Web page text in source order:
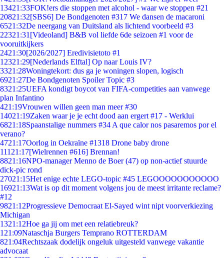
13421:33FOK!ers die stoppen met alcohol - waar we stoppen #21
20821:32[SBS6] De Bondgenoten #317 We dansen de macaroni
6521:32De neergang van Duitsland als lichtend voorbeeld #3
22321:31 [Videoland] B&B vol liefde 6de seizoen #1 voor de
vooruitkijkers
2421:30[2026/2027] Eredivisietoto #1
12321:29[Nederlands Elftal] Op naar Louis IV?
3321:28Woningtekort: dus ga je woningen slopen, logisch
6921:27De Bondgenoten Spoiler Topic #3
8321:25UEFA kondigt boycot van FIFA-competities aan vanwege
plan Infantino
421:19Vrouwen willen geen man meer #30
14021:19Zaken waar je je echt dood aan ergert #17 - Werklui
6821:18Spaanstalige nummers #34 A que calor nos pasaremos por el
verano?
4721:17Oorlog in Oekraïne #1318 Drone baby drone
111 21:17[Wielrennen #616] Brennan!
8821:16NPO-manager Menno de Boer (47) op non-actief stuurde
dick-pic rond
27021:15Het enige echte LEGO-topic #45 LEGOOOOOOOOOOO
16921:13Wat is op dit moment volgens jou de meest irritante reclame?
#12
9821:12Progressieve Democraat El-Sayed wint nipt voorverkiezing
Michigan
1321:12Hoe ga jij om met een relatiebreuk?
1 21:09Nataschja Burgers Temprano ROTTERDAM
821:04Rechtszaak dodelijk ongeluk uitgesteld vanwege vakantie
advocaat